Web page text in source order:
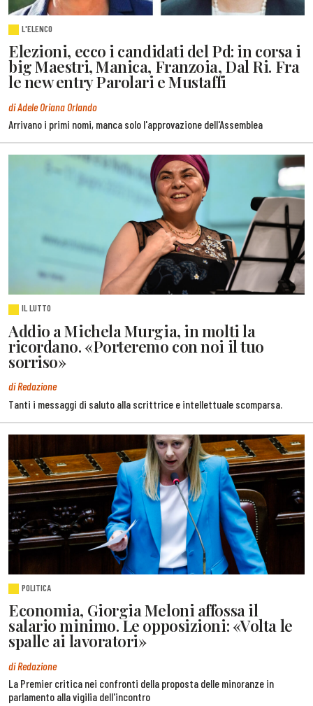
L'ELENCO
Elezioni, ecco i candidati del Pd: in corsa i
big Maestri, Manica, Franzoia, Dal Ri. Fra
le new entry Parolari e Mustaffi
di Adele Oriana Orlando
Arrivano i primi nomi, manca solo l'approvazione dell'Assemblea
IL LUTTO
Addio a Michela Murgia, in molti la
ricordano. «Porteremo con noi il tuo
sorriso»
di Redazione
Tanti i messaggi di saluto alla scrittrice e intellettuale scomparsa.
POLITICA
Economia, Giorgia Meloni affossa il
salario minimo. Le opposizioni: «Volta le
spalle ai lavoratori»
di Redazione
La Premier critica nei confronti della proposta delle minoranze in
parlamento alla vigilia dell'incontro